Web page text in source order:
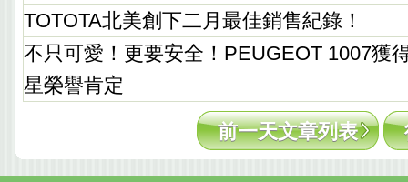
TOTOTA北美創下二月最佳銷售紀錄！
不只可愛！更要安全！PEUGEOT 1007獲
星榮譽肯定
前一天文章列表